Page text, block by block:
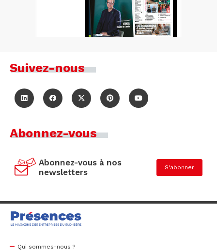
Suivez-nous
Abonnez-vous
Abonnez-vous à nos
newsletters
S'abonner
Qui sommes-nous ?